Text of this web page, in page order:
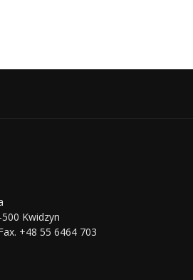
Kwidzyn
+48 55 6464 703